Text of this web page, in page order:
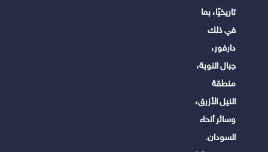
تاريخيًا، بما
في ذلك
دارفور،
جبال النوبة،
منطقة
النيل الأزرق،
وسائر أنحاء
السودان.